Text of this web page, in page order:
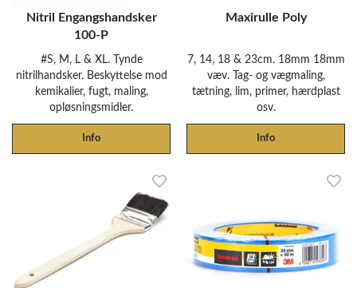
Nitril Engangshandsker
100-P
#S, M, L & XL. Tynde
nitrilhandsker. Beskyttelse mod
kemikalier, fugt, maling,
opløsningsmidler.
Info
Maxirulle Poly
7, 14, 18 & 23cm. 18mm 18mm
væv. Tag- og vægmaling,
tætning, lim, primer, hærdplast
osv.
Info